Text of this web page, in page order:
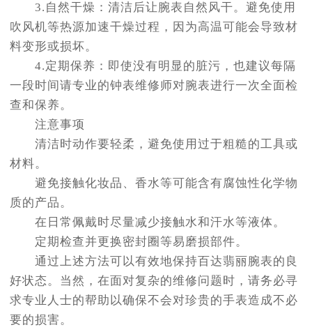
3.自然干燥：清洁后让腕表自然风干。避免使用
吹风机等热源加速干燥过程，因为高温可能会导致材
料变形或损坏。
4.定期保养：即使没有明显的脏污，也建议每隔
一段时间请专业的钟表维修师对腕表进行一次全面检
查和保养。
注意事项
清洁时动作要轻柔，避免使用过于粗糙的工具或
材料。
避免接触化妆品、香水等可能含有腐蚀性化学物
质的产品。
在日常佩戴时尽量减少接触水和汗水等液体。
定期检查并更换密封圈等易磨损部件。
通过上述方法可以有效地保持百达翡丽腕表的良
好状态。当然，在面对复杂的维修问题时，请务必寻
求专业人士的帮助以确保不会对珍贵的手表造成不必
要的损害。